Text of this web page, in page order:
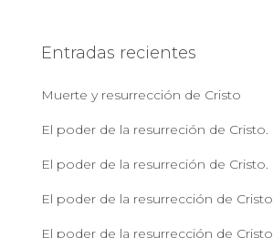
rEntradas recientes
Muerte y resurrección de Cristo
El poder de la resurreción de Cristo.
El poder de la resurreción de Cristo.
El poder de la resurrección de Cristo
El poder de la resurrección de Cristo